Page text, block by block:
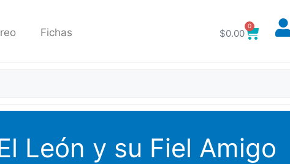
Fichas $0.00
0
León y su Fiel Amigo